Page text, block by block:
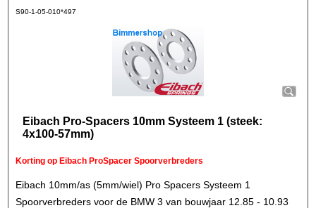
S90-1-05-010*497
Eibach Pro-Spacers 10mm Systeem 1 (steek:
4x100-57mm)
Korting op Eibach ProSpacer Spoorverbreders
Eibach 10mm/as (5mm/wiel) Pro Spacers Systeem 1
Spoorverbreders voor de BMW 3 van bouwjaar 12.85 - 10.93